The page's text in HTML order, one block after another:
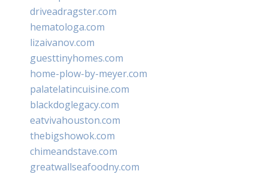
driveadragster.com
hematologa.com
lizaivanov.com
guesttinyhomes.com
home-plow-by-meyer.com
palatelatincuisine.com
blackdoglegacy.com
eatvivahouston.com
thebigshowok.com
chimeandstave.com
greatwallseafoodny.com